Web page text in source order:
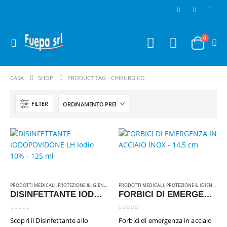
0
CASA SHOP PRODUCT TAG - CHIRURGICO
FILTER
PRODOTTI MEDICALI, PROTEZIONE & IGIENE , RICAMBI & ATTREZZATURE
DISINFETTANTE IODOPOVIDONE LH Iodio 10% – 125 ml
Scopri il Disinfettante allo
PRODOTTI MEDICALI, PROTEZIONE & IGIENE ,
FORBICI DI EMERGENZA IN ACCIAIO INOX – 14,5 cm
Forbici di emergenza in acciaio
0Su 5 0Su 5